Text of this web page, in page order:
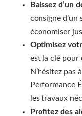
Baissez d’un
consigne d’un
économiser
Optimisez
est la clé pour
N’hésitez pas
Performance
les travaux
Profitez des